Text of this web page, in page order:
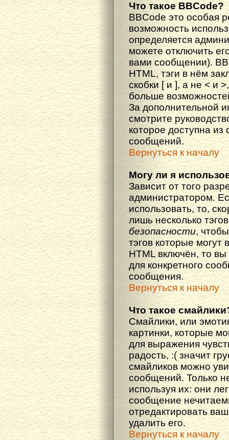
Что такое BBCode?
BBCode это особая
возможность
определяется
можете отключить
вами сообщении).
HTML, тэги в нём
скобки [ и ], а не < и
больше
За дополнительной
смотрите
которое доступна
сообщений.
Вернуться к началу
Могу ли я
Зависит от того
администратором.
использовать, то,
лишь несколько
безопасности,
тэгов которые
HTML включён, то
для конкретного
сообщения.
Вернуться к началу
Что такое
Смайлики, или
картинки, которые
для выражения
радость, :( значит
смайликов можно
сообщений. Только
используя их: они
сообщение
отредактировать
удалить его.
Вернуться к началу